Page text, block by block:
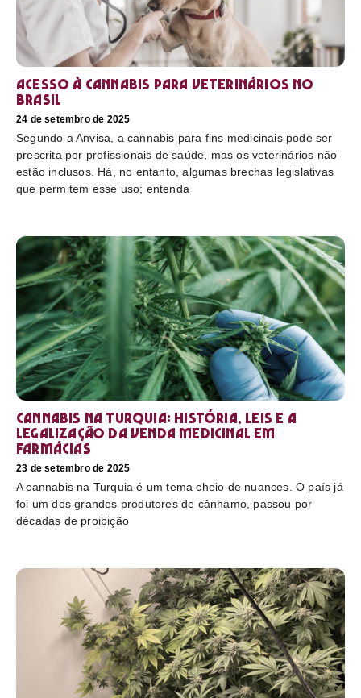
Acesso à cannabis para veterinários no
Brasil
24 de setembro de 2025
Segundo a Anvisa, a cannabis para fins medicinais pode ser
prescrita por profissionais de saúde, mas os veterinários não
estão inclusos. Há, no entanto, algumas brechas legislativas
que permitem esse uso; entenda
Cannabis na Turquia: história, leis e a
legalização da venda medicinal em
farmácias
23 de setembro de 2025
A cannabis na Turquia é um tema cheio de nuances. O país já
foi um dos grandes produtores de cânhamo, passou por
décadas de proibição